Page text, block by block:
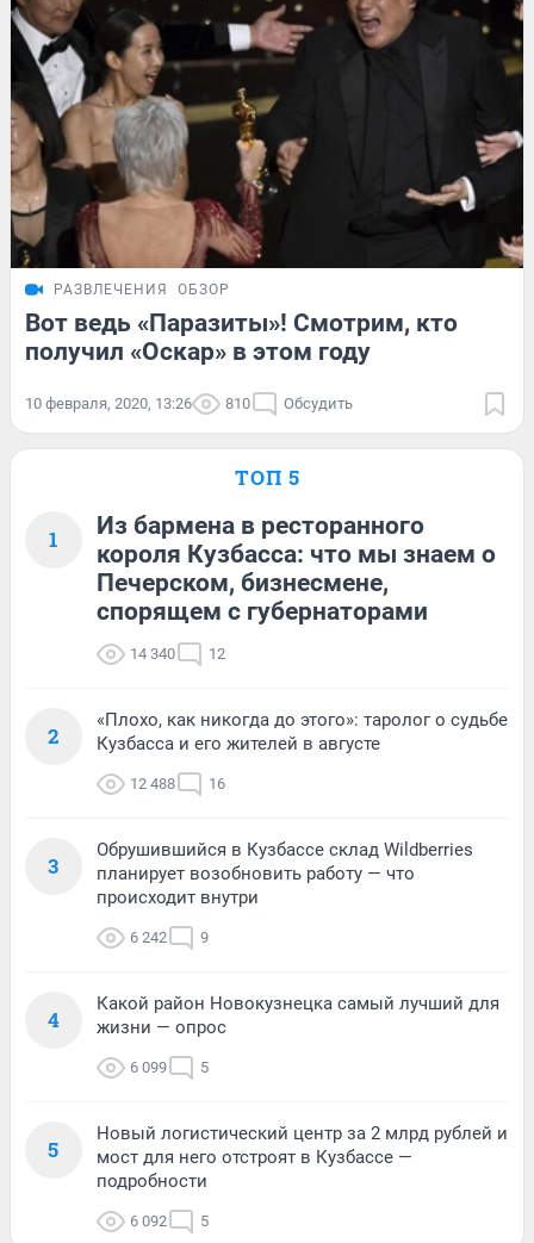
РАЗВЛЕЧЕНИЯ ОБЗОР
Вот ведь «Паразиты»! Смотрим, кто
получил «Оскар» в этом году
10 февраля, 2020, 13:26 810 Обсудить
ТОП 5
1
Из бармена в ресторанного
короля Кузбасса: что мы знаем о
Печерском, бизнесмене,
спорящем с губернаторами
14 340 12
2
«Плохо, как никогда до этого»: таролог о судьбе
Кузбасса и его жителей в августе
12 488 16
3
Обрушившийся в Кузбассе склад Wildberries
планирует возобновить работу — что
происходит внутри
6 242 9
4
Какой район Новокузнецка самый лучший для
жизни — опрос
6 099 5
5
Новый логистический центр за 2 млрд рублей и
мост для него отстроят в Кузбассе —
подробности
6 092 5